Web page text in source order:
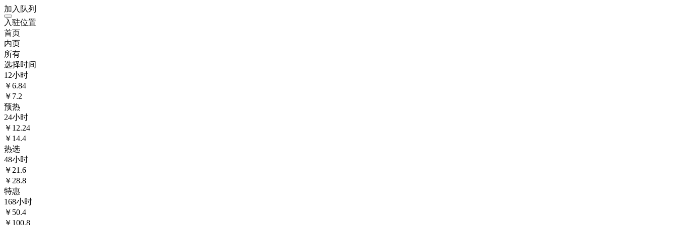
加入队列
入驻位置
首页
内页
所有
选择时间
12小时
￥6.84
￥7.2
预热
24小时
￥ 12.24
￥14.4
热选
48小时
￥ 21.6
￥28.8
特惠
168小时
￥ 50.4
￥100.8